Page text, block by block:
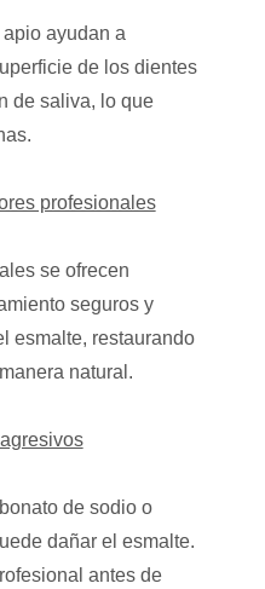
ayudan a
de los dientes
de saliva, lo que
profesionales
se ofrecen
seguros y
esmalte, restaurando
natural.
de sodio o
dañar el esmalte.
antes de